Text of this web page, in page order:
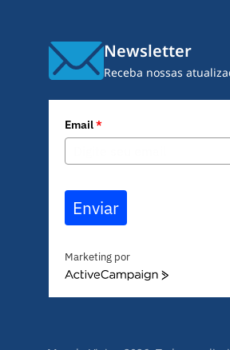
Newsletter
Receba nossas
Email*
Enviar
Marketing por
A